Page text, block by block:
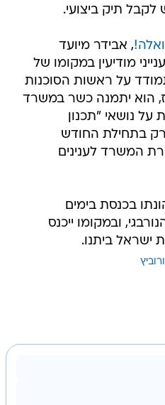
תיק ביצועי.
, אבידר מיועד
מודיעין במקומו של
על ראשות הסוכנות
הוא יתמנה כשר במשרד
נושאי "תכנון
בתחילת החודש
המשרד לענינים
בכנסת בימים
ובמקומו ייכנס
ישראל ביתנו.